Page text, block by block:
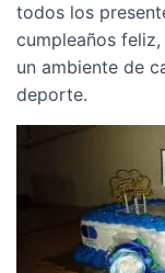
todos los
cumpleaños
un ambiente de
deporte.